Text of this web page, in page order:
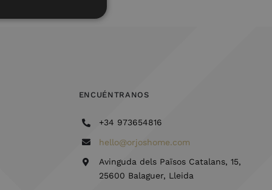
ENCUÉNTRANOS
+34 973654816
hello@orjoshome.com
Avinguda dels Països Catalans, 15,
25600 Balaguer, Lleida